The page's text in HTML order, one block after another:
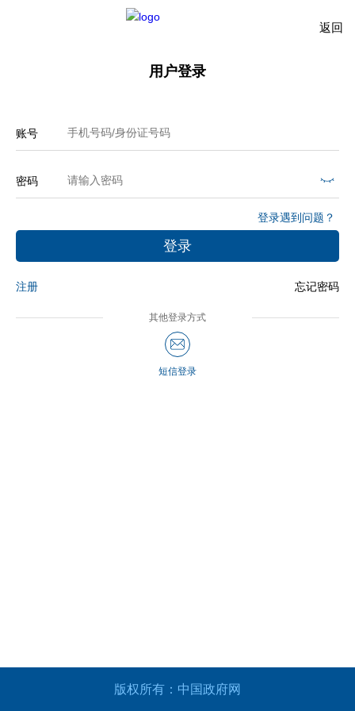
返回
用户登录
账号
密码
登录遇到问题？
注册 忘记密码
其他登录方式
短信登录
版权所有：中国政府网